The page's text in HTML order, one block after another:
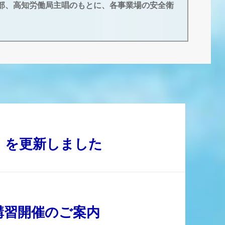
高知労働局主唱のもとに、各事業場の安全衛
更新しました
開催のご案内